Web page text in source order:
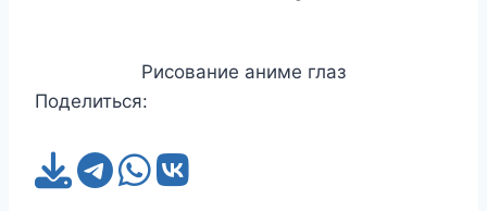
Рисование аниме глаз
Поделиться: